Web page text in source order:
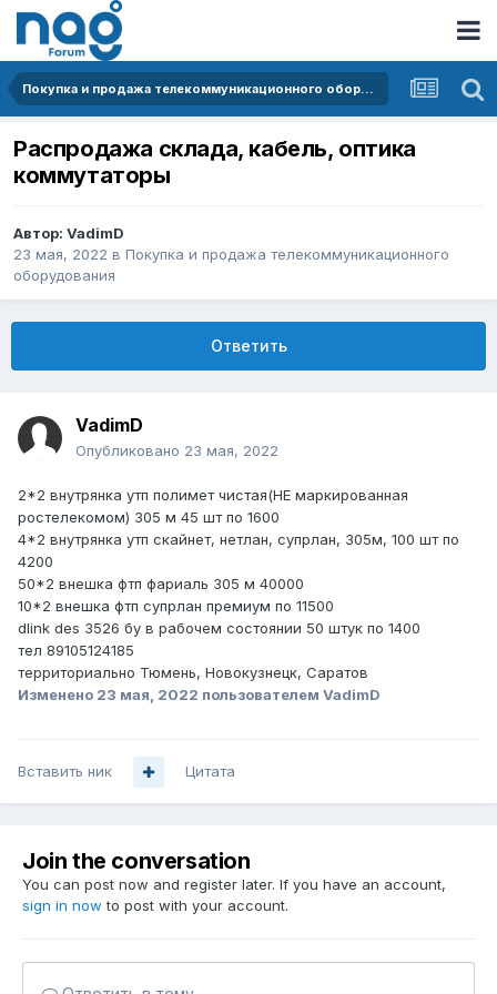
Покупка и продажа телекоммуникационного оборудования
Распродажа склада, кабель, оптика
коммутаторы
Автор: VadimD
23 мая, 2022 в Покупка и продажа телекоммуникационного
оборудования
Ответить
VadimD
Опубликовано 23 мая, 2022
2*2 внутрянка утп полимет чистая(НЕ маркированная
ростелекомом) 305 м 45 шт по 1600
4*2 внутрянка утп скайнет, нетлан, супрлан, 305м, 100 шт по
4200
50*2 внешка фтп фариаль 305 м 40000
10*2 внешка фтп супрлан премиум по 11500
dlink des 3526 бу в рабочем состоянии 50 штук по 1400
тел 89105124185
территориально Тюмень, Новокузнецк, Саратов
Изменено 23 мая, 2022 пользователем VadimD
Вставить ник Цитата
Join the conversation
You can post now and register later. If you have an account,
sign in now to post with your account.